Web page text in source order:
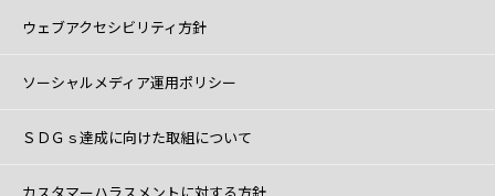
ウェブアクセシビリティ方針
ソーシャルメディア運用ポリシー
ＳＤＧｓ達成に向けた取組について